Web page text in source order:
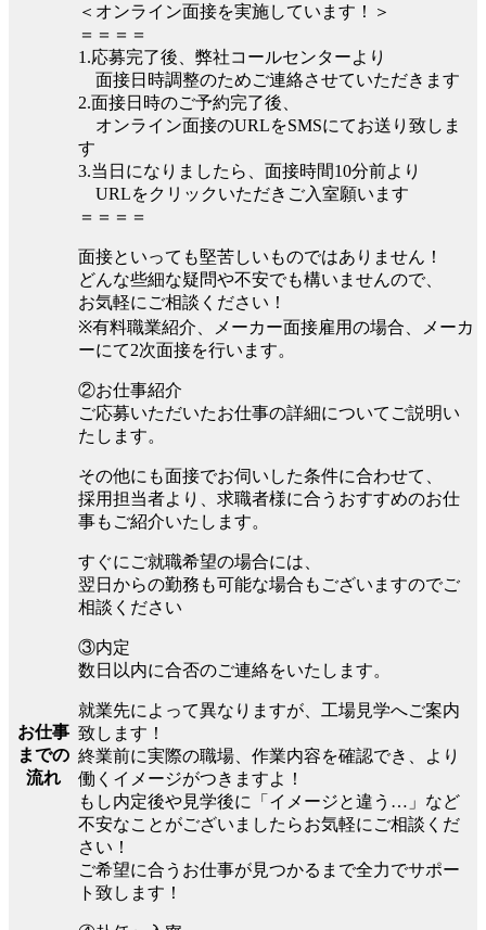
お仕事
までの
流れ
＜オンライン面接を実施しています！＞
＝＝＝＝
1.応募完了後、弊社コールセンターより
面接日時調整のためご連絡させていただきます
2.面接日時のご予約完了後、
オンライン面接のURLをSMSにてお送り致しま
す
3.当日になりましたら、面接時間10分前より
URLをクリックいただきご入室願います
＝＝＝＝
面接といっても堅苦しいものではありません！
どんな些細な疑問や不安でも構いませんので、
お気軽にご相談ください！
※有料職業紹介、メーカー面接雇用の場合、メーカ
ーにて2次面接を行います。
②お仕事紹介
ご応募いただいたお仕事の詳細についてご説明い
たします。
その他にも面接でお伺いした条件に合わせて、
採用担当者より、求職者様に合うおすすめのお仕
事もご紹介いたします。
すぐにご就職希望の場合には、
翌日からの勤務も可能な場合もございますのでご
相談ください
③内定
数日以内に合否のご連絡をいたします。
就業先によって異なりますが、工場見学へご案内
致します！
終業前に実際の職場、作業内容を確認でき、より
働くイメージがつきますよ！
もし内定後や見学後に「イメージと違う…」など
不安なことがございましたらお気軽にご相談くだ
さい！
ご希望に合うお仕事が見つかるまで全力でサポー
ト致します！